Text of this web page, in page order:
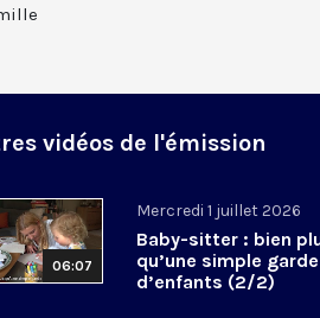
vidéos de l'émission
06:07
Mercredi 1 juillet 2026
Baby-sitter : bien
qu’une simple garde
d’enfants (2/2)